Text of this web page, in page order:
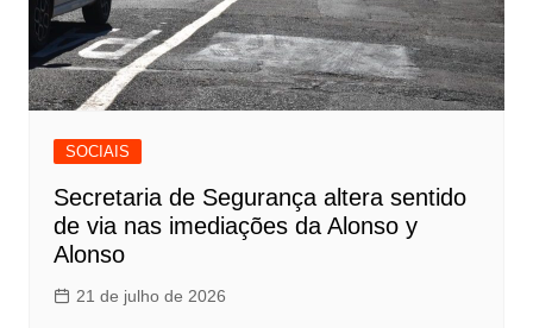
SOCIAIS
Secretaria de Segurança altera sentido
de via nas imediações da Alonso y
Alonso
21 de julho de 2026